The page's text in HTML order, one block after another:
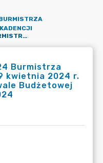
ZARZĄDZENIE NR 746/2024 BURMISTRZA MIASTA PUŁTUSK Z DNIA 29 KWIETNIA 2024 R. W SPRAWIE ZMIAN W UCHWALE BUDŻETOWEJ GMINY PUŁTUSK NA ROK 2024
Burmistrza
kwietnia 2024 r.
Budżetowej